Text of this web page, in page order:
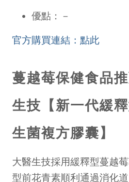
優點：－
官方購買連結：點此
蔓越莓保健食品
生技【新一代緩
生菌複方膠囊】
大醫生技採用緩釋型蔓越
型前花青素順利通過消化